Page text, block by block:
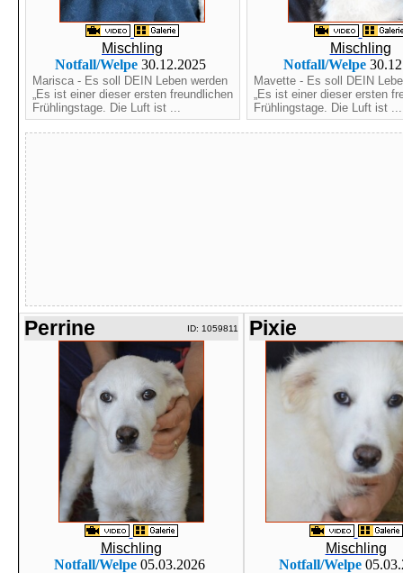
Mischling
Notfall/Welpe 30.12.2025
Marisca - Es soll DEIN Leben werden
„Es ist einer dieser ersten freundlichen
Frühlingstage. Die Luft ist ...
Mischling
Notfall/Welpe
Mavette - Es soll DEIN
„Es ist einer dieser ersten
Frühlingstage. Die Luft ist ...
Perrine ID: 1059811
Mischling
Notfall/Welpe05.03.2026
Pixie
Mischling
Notfall/Welpe